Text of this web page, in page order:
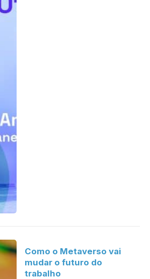
Como o Metaverso vai
mudar o futuro do
trabalho